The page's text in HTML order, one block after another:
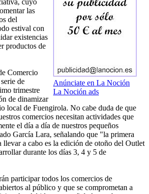
Anúnciate en La Noción
La Noción ads
cuyo
las
del
estival con
existencias
productos de
Comercio
de
trimestre
de dinamizar
local de Fuengirola. No cabe duda de que
comercios necesitan actividades que
el día a día de nuestros pequeños
García Lara, señalando que "la primera
llevar a cabo es la edición de otoño del Outlet
durante los días 3, 4 y 5 de
participar todos los comercios de
al público y que se comprometan a